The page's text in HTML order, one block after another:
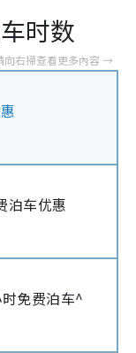
时数
泊车优惠
免费泊车^